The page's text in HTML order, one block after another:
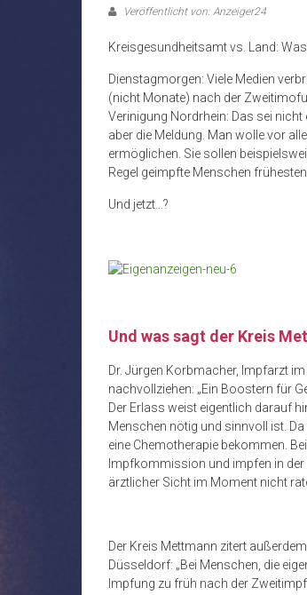
Veröffentlicht von: Anzeiger24
Kreisgesundheitsamt vs. Land:
Dienstagmorgen: Viele Medien
(nicht Monate) nach der
Verinigung Nordrhein: Das sei
aber die Meldung. Man wolle vor
ermöglichen. Sie sollen
Regel geimpfte Menschen
Und jetzt…?
Und was sagt der Kreis
Dr. Jürgen Korbmacher, Impfarzt
nachvollziehen: „Ein Boostern für
Der Erlass weist eigentlich darauf
Menschen nötig und sinnvoll ist.
eine Chemotherapie bekommen.
Impfkommission und impfen in
ärztlicher Sicht im Moment nicht
Der Kreis Mettmann zitert
Düsseldorf: „Bei Menschen, die
Impfung zu früh nach der